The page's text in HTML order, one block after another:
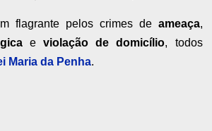
flagrante pelos crimes de ameaça,
e violação de domicílio, todos
Maria da Penha.